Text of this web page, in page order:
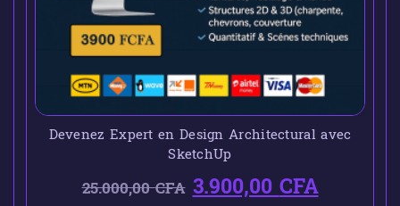
Devenez Expert en Design Architectural avec
SketchUp
25.000,00CFA 3.900,00CFA